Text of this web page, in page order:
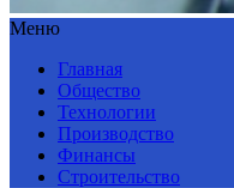
Меню
Главная
Общество
Технологии
Производство
Финансы
Строительство